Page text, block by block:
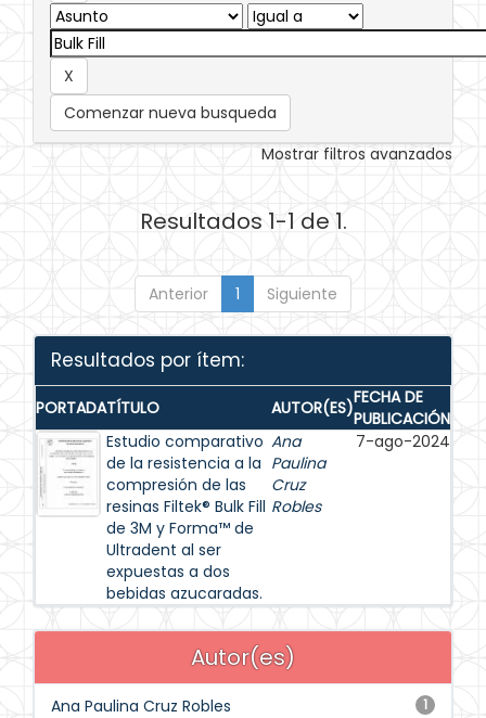
Comenzar nueva busqueda
Mostrar filtros avanzados
Resultados 1-1 de 1.
Anterior 1 Siguiente
Resultados por ítem:
PORTADATÍTULO AUTOR(ES)FECHA DE
PUBLICACIÓN
Estudio comparativo
de la resistencia a la
compresión de las
resinas Filtek® Bulk Fill
de 3M y Forma™ de
Ultradent al ser
expuestas a dos
bebidas azucaradas.
Ana
Paulina
Cruz
Robles
7-ago-2024
Autor(es)
1
Ana Paulina Cruz Robles